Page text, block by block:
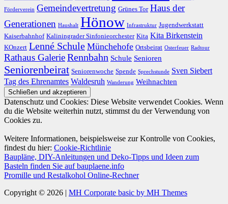
Förderverein Gemeindevertretung Grünes Tor Haus der
Generationen Haushalt Hönow Infrastruktur Jugendwerkstatt
Kaiserbahnhof Kaliningrader Sinfonieorchester Kita Kita Birkenstein
KOnzert Lenné Schule Münchehofe Ortsbeirat Osterfeuer Radtour
Rathaus GalerieRennbahn Schule Senioren
Seniorenbeirat Seniorenwoche Spende Sprechstunde Sven Siebert
Tag des Ehrenamtes Waldesruh Wanderung Weihnachten
Datenschutz und Cookies: Diese Website verwendet Cookies. Wenn
du die Website weiterhin nutzt, stimmst du der Verwendung von
Cookies zu.
Weitere Informationen, beispielsweise zur Kontrolle von Cookies,
findest du hier: Cookie-Richtlinie
Baupläne, DIY-Anleitungen und Deko-Tipps und Ideen zum
Basteln finden Sie auf bauplaene.info
Promille und Restalkohol Online-Rechner
Copyright © 2026 | MH Corporate basic by MH Themes